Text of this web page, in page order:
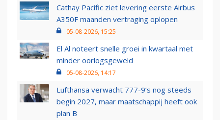
Cathay Pacific ziet levering eerste Airbus
A350F maanden vertraging oplopen
05-08-2026, 15:25
El Al noteert snelle groei in kwartaal met
minder oorlogsgeweld
05-08-2026, 14:17
Lufthansa verwacht 777-9’s nog steeds
begin 2027, maar maatschappij heeft ook
plan B